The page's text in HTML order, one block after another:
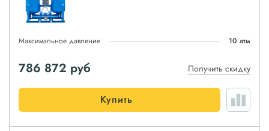
Максимальное давление 10 атм
786 872 руб Получить скидку
Купить